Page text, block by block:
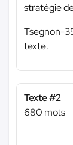
stratégie
Tsegnon-
texte.
Texte #2
680 mots